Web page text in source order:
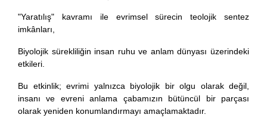
"Yaratılış" kavramı ile evrimsel sürecin teolojik sentez
imkânları,
Biyolojik sürekliliğin insan ruhu ve anlam dünyası üzerindeki
etkileri.
Bu etkinlik; evrimi yalnızca biyolojik bir olgu olarak değil,
insanı ve evreni anlama çabamızın bütüncül bir parçası
olarak yeniden konumlandırmayı amaçlamaktadır.